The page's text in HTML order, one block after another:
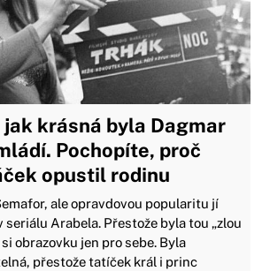
jak krásná byla Dagmar
Pochopíte, proč
opustil rodinu
ale opravdovou popularitu jí
seriálu Arabela. Přestože byla tou „zlou
obrazovku jen pro sebe. Byla
přestože tatíček král i princ